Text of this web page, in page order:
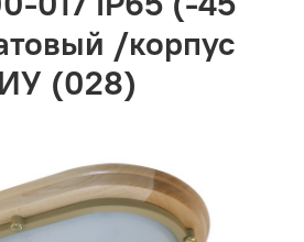
/корпус
(028)